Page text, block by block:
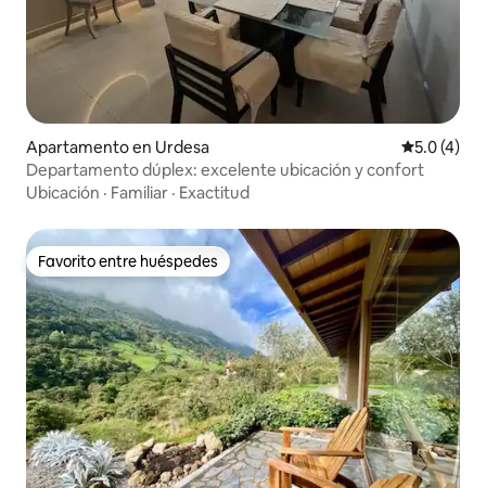
Apartamento en Urdesa
5.0 (4)
Departamento dúplex: excelente ubicación y confort
Ubicación · Familiar · Exactitud
Favorito entre huéspedes
Favorito entre huéspedes